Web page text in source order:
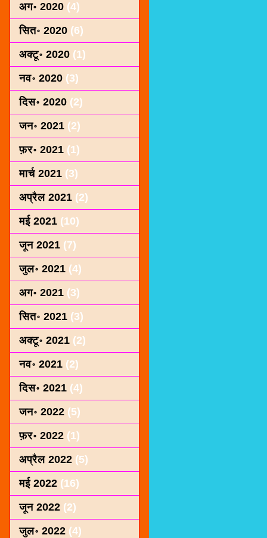
अग॰ 2020 (4)
सित॰ 2020 (6)
अक्टू॰ 2020 (1)
नव॰ 2020 (3)
दिस॰ 2020 (2)
जन॰ 2021 (2)
फ़र॰ 2021 (1)
मार्च 2021 (3)
अप्रैल 2021 (2)
मई 2021 (10)
जून 2021 (7)
जुल॰ 2021 (4)
अग॰ 2021 (3)
सित॰ 2021 (3)
अक्टू॰ 2021 (2)
नव॰ 2021 (2)
दिस॰ 2021 (4)
जन॰ 2022 (5)
फ़र॰ 2022 (1)
अप्रैल 2022 (5)
मई 2022 (16)
जून 2022 (2)
जुल॰ 2022 (4)